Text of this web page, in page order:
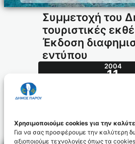
Χρησιμοποιούμε cookies για την
Για να σας προσφέρουμε την καλύτερη
αξιοποιούμε τεχνολογίες όπως τα
Συμμετοχή του
τουριστικές
Έκδοση
εντύπου
2004
11
419.2004_id487